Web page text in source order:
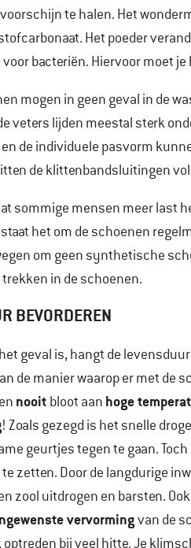
te halen. Het
Het poeder
bacteriën. Hiervoor moet
mogen in geen geval in de
veters lijden meestal sterk
de individuele pasvorm
de klittenbandsluitingen
sommige mensen meer last
het om de schoenen
om geen synthetische
in de schoenen.
BEVORDEREN
geval is, hangt de
de manier waarop er met de
nooit bloot aan hoge
! Zoals gezegd is het snelle
geurtjes tegen te gaan.
te zetten. Door de langdurige
zool uitdrogen en barsten.
vervormingvan de
bij veel hitte. Je